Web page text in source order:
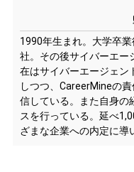
1990年生まれ。大学卒
社。その後サイバーエー
在はサイバーエージェン
しつつ、CareerMineの
信している。また自身の
スを行っている。延べ
ざまな企業への内定に導